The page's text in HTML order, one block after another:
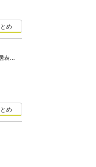
め
東京都世田谷区松原１-18-11（住居表示）
め